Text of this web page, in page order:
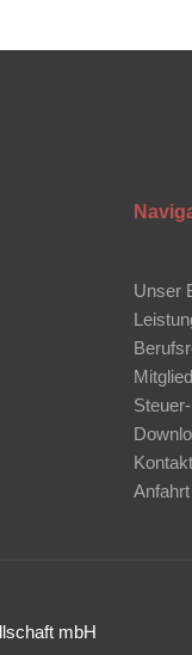
Unser
Kontakt
Anfahrt
mbH